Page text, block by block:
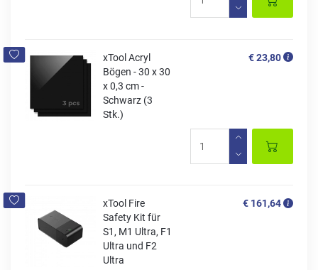
xTool Acryl
Bögen - 30 x 30
x 0,3 cm -
Schwarz (3
Stk.)
€ 23,80
xTool Fire
Safety Kit für
S1, M1 Ultra, F1
Ultra und F2
Ultra
€ 161,64